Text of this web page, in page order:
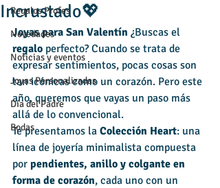
Regalos Profes
Novedades
Noticias y eventos
Joyas Personalizadas
Día del Padre
Bodas
Incrustado💖
Joyas para San Valentín ¿Buscas el
regalo perfecto? Cuando se trata de
expresar sentimientos, pocas cosas son
tan icónicas como un corazón. Pero este
año, queremos que vayas un paso más
allá de lo convencional.
Te presentamos la Colección Heart: una
línea de joyería minimalista compuesta
por pendientes, anillo y colgante en
forma de corazón, cada uno con un